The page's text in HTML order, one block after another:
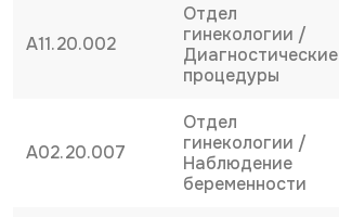
A11.20.002
Отдел
гинекологии /
Диагностические
процедуры
A02.20.007
Отдел
гинекологии /
Наблюдение
беременности